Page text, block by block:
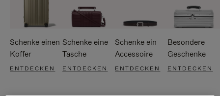
Schenke einen
Koffer
ENTDECKEN
Schenke eine
Tasche
ENTDECKEN
Schenke ein
Accessoire
ENTDECKEN
Besondere
Geschenke
ENTDECKEN